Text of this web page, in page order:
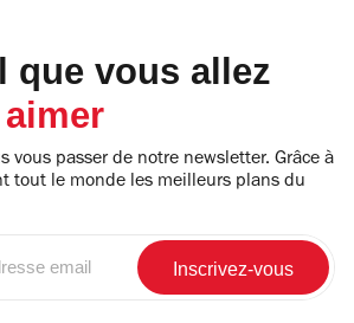
que vous allez
aimer
vous passer de notre newsletter. Grâce à
tout le monde les meilleurs plans du